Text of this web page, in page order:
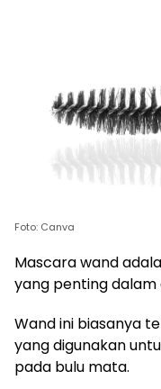
Foto: Canva
Mascara wand
yang penting dalam
Wand ini biasanya
yang digunakan
pada bulu mata.